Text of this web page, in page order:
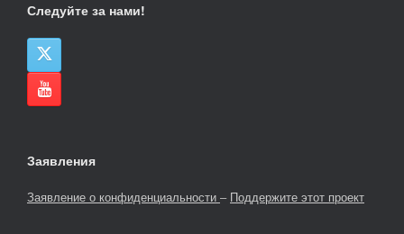
Следуйте за нами!
Заявления
Заявление о конфиденциальности – Поддержите этот проект